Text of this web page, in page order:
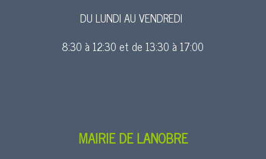
DU LUNDI AU VENDREDI
8:30 à 12:30 et de 13:30 à 17:00
MAIRIE DE LANOBRE